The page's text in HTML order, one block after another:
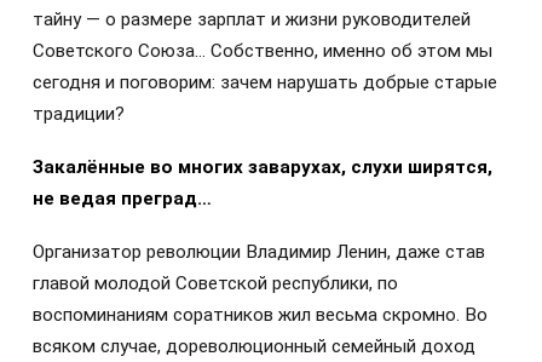
тайну — о размере зарплат и жизни руководителей
Советского Союза… Собственно, именно об этом мы
сегодня и поговорим: зачем нарушать добрые старые
традиции?
Закалённые во многих заварухах, слухи ширятся,
не ведая преград…
Организатор революции Владимир Ленин, даже став
главой молодой Советской республики, по
воспоминаниям соратников жил весьма скромно. Во
всяком случае, дореволюционный семейный доход